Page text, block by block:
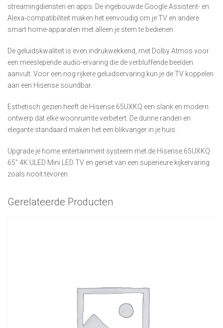
streamingdiensten en apps. De ingebouwde Google Assistent- en
Alexa-compatibiliteit maken het eenvoudig om je TV en andere
smart home-apparaten met alleen je stem te bedienen.
De geluidskwaliteit is even indrukwekkend, met Dolby Atmos voor
een meeslepende audio-ervaring die de verbluffende beelden
aanvult. Voor een nog rijkere geluidservaring kun je de TV koppelen
aan een Hisense soundbar.
Esthetisch gezien heeft de Hisense 65UXKQ een slank en modern
ontwerp dat elke woonruimte verbetert. De dunne randen en
elegante standaard maken het een blikvanger in je huis.
Upgrade je home entertainment systeem met de Hisense 65UXKQ
65” 4K ULED Mini LED TV en geniet van een superieure kijkervaring
zoals nooit tevoren.
Gerelateerde Producten